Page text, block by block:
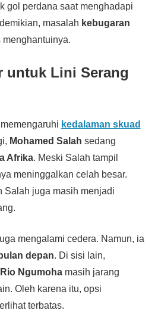
gol perdana saat menghadapi
masalah kebugaran
untuk Lini Serang
kedalaman skuad
Mohamed Salah sedang
Afrika. Meski Salah tampil
meninggalkan celah besar.
Salah juga masih menjadi
mengalami cedera. Namun, ia
depan. Di sisi lain,
Rio Ngumohamasih jarang
Oleh karena itu, opsi
terbatas.